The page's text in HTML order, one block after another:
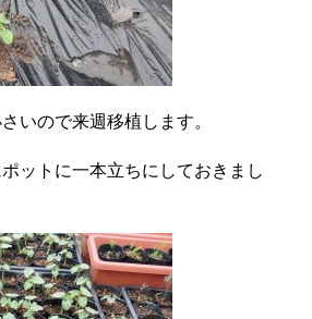
いので来週移植します。
ットに一本立ちにしておきまし